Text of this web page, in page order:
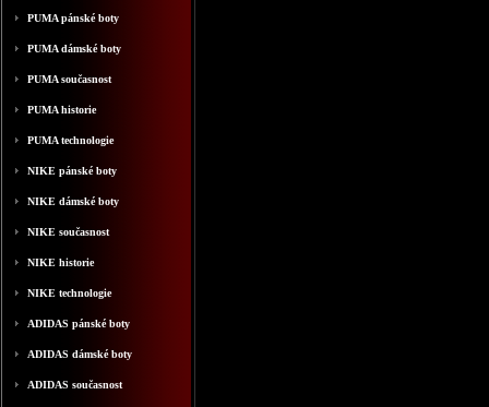
PUMA pánské boty
PUMA dámské boty
PUMA současnost
PUMA historie
PUMA technologie
NIKE pánské boty
NIKE dámské boty
NIKE současnost
NIKE historie
NIKE technologie
ADIDAS pánské boty
ADIDAS dámské boty
ADIDAS současnost